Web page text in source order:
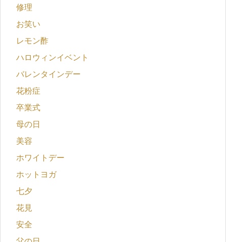
修理
お笑い
レモン酢
ハロウィンイベント
バレンタインデー
花粉症
卒業式
母の日
美容
ホワイトデー
ホットヨガ
七夕
花見
安全